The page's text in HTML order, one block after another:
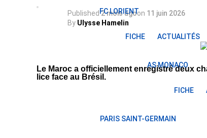
FC LORIENT
FICHE ACTUALITÉS
AS MONACO
FICHE
PARIS SAINT-GERMAIN
Published 2 mois agoon 11 juin 2026
By Ulysse Hamelin
Le Maroc a officiellement enregistré deux
lice face au Brésil.